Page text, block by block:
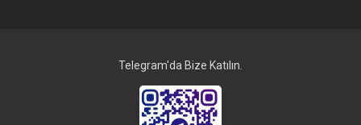
Telegram'da Bize Katılın.